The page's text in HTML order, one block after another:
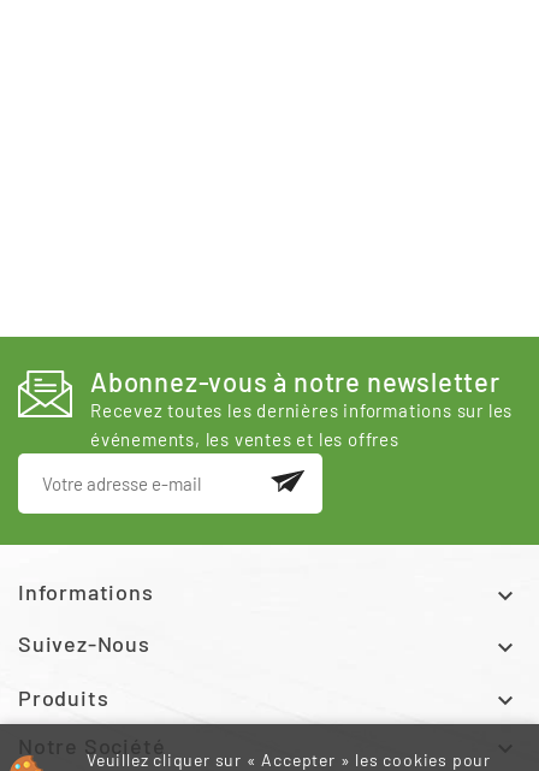
Abonnez-vous à notre newsletter
Recevez toutes les dernières informations sur les
événements, les ventes et les offres
Informations 
Suivez-Nous 
Produits 
Veuillez cliquer sur « Accepter » les cookies pour